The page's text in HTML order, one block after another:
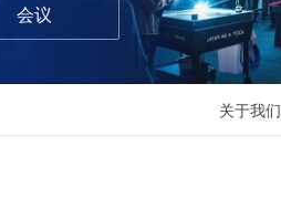
会议
关于我们